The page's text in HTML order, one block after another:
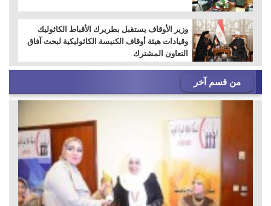
وزير الأوقاف يستقبل بطريرك الأقباط الكاثوليك
وقيادات هيئة أوقاف الكنيسة الكاثوليكية لبحث آفاق
التعاون المشترك
من قسم آخر